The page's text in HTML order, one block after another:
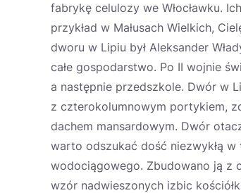
fabrykę celulozy we Włocławku.
przykład w Małusach Wielkich,
dworu w Lipiu był Aleksander
całe gospodarstwo. Po II wojnie
a następnie przedszkole. Dwór w
z czterokolumnowym portykiem,
dachem mansardowym. Dwór
warto odszukać dość niezwykłą
wodociągowego. Zbudowano ją z
wzór nadwieszonych izbic